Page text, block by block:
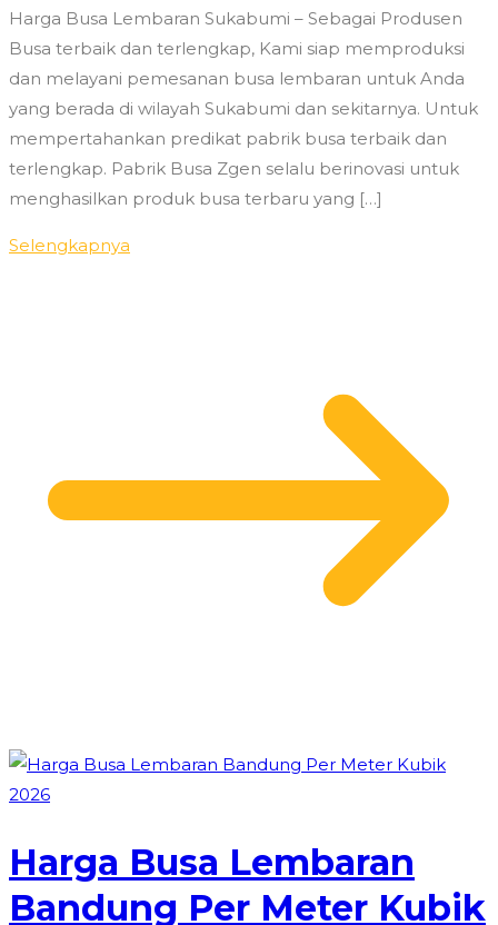
Harga Busa Lembaran Sukabumi – Sebagai Produsen
Busa terbaik dan terlengkap, Kami siap memproduksi
dan melayani pemesanan busa lembaran untuk Anda
yang berada di wilayah Sukabumi dan sekitarnya. Untuk
mempertahankan predikat pabrik busa terbaik dan
terlengkap. Pabrik Busa Zgen selalu berinovasi untuk
menghasilkan produk busa terbaru yang […]
Selengkapnya
Harga Busa Lembaran
Bandung Per Meter Kubik